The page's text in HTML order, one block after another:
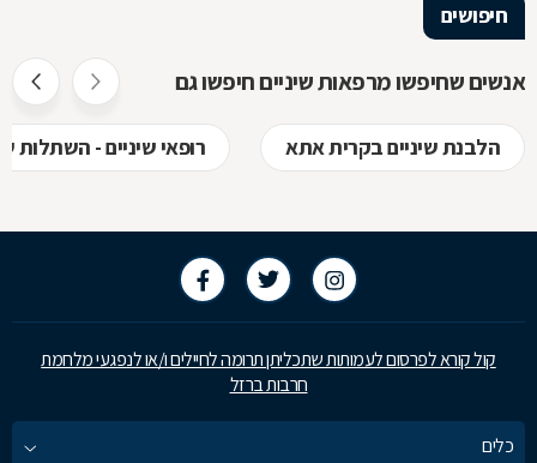
חיפושים
אנשים שחיפשו מרפאות שיניים חיפשו גם
הלבנת שיניים בקרית אתא רופאי שיניים - השתלות
קול קורא לפרסום לעמותות שתכליתן תרומה לחיילים ו/או לנפגעי מלחמת
חרבות ברזל
כלים